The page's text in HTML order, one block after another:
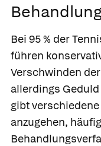
Bei 95 % der
führen
Verschwinden
allerdings
gibt
anzugehen,